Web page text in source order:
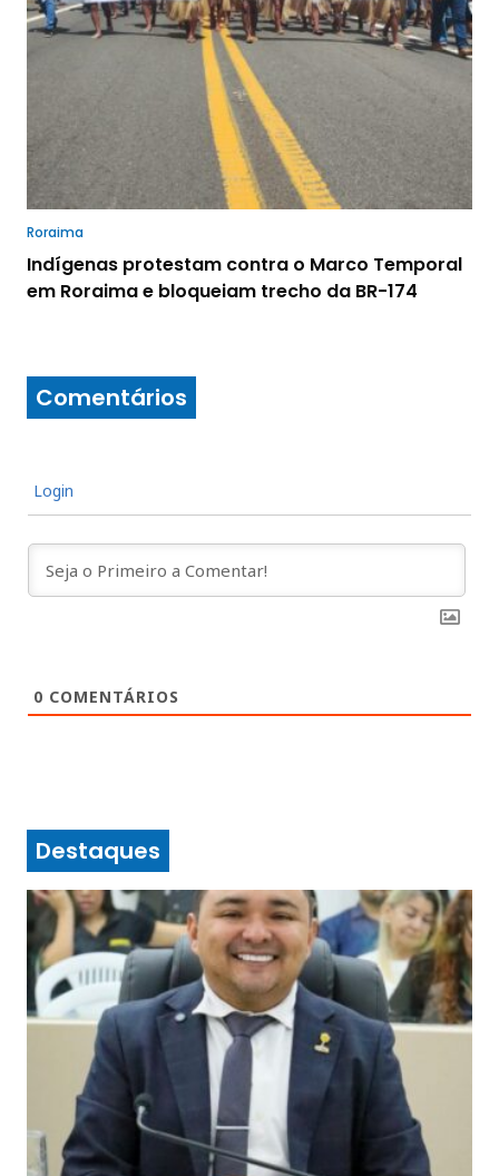
Roraima
Indígenas protestam contra o Marco Temporal
em Roraima e bloqueiam trecho da BR-174
Comentários
Login
0 COMENTÁRIOS
Destaques